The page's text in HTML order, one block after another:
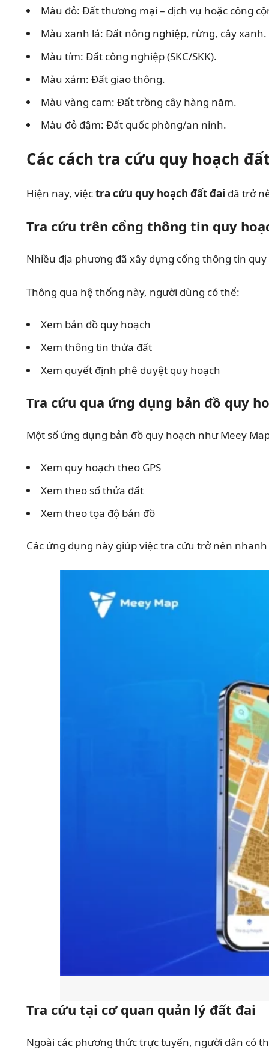
Màu đỏ: Đất thương mại – dịch vụ hoặc công
Màu xanh lá: Đất nông nghiệp, rừng, cây xanh.
Màu tím: Đất công nghiệp (SKC/SKK).
Màu xám: Đất giao thông.
Màu vàng cam: Đất trồng cây hàng năm.
Màu đỏ đậm: Đất quốc phòng/an ninh.
Các cách tra cứu quy hoạch
Hiện nay, việctra cứu quy hoạch đất đai đã trở
Tra cứu trên cổng thông tin quy
Nhiều địa phương đã xây dựng cổng thông tin
Thông qua hệ thống này, người dùng có thể:
Xem bản đồ quy hoạch
Xem thông tin thửa đất
Xem quyết định phê duyệt quy hoạch
Tra cứu qua ứng dụng bản đồ quy
Một số ứng dụng bản đồ quy hoạch như Meey
Xem quy hoạch theo GPS
Xem theo số thửa đất
Xem theo tọa độ bản đồ
Các ứng dụng này giúp việc tra cứu trở nên
Tra cứu tại cơ quan quản lý đất đai
Ngoài các phương thức trực tuyến, người dân có